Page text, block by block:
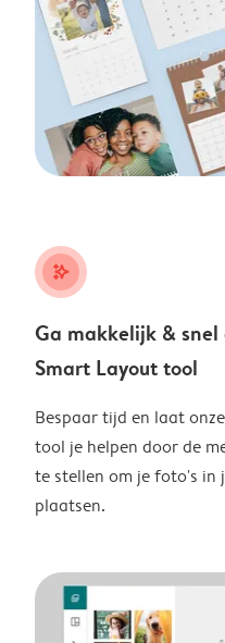
stars_plus
Ga makkelijk &
Smart Layout tool
Bespaar tijd en laat
tool je helpen door de
te stellen om je foto's in
plaatsen.